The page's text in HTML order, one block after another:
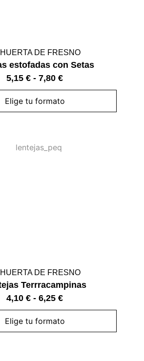
HUERTA DE FRESNO
estofadas con Setas
5,15 € - 7,80 €
Elige tu formato
HUERTA DE FRESNO
Terrracampinas
4,10 € - 6,25 €
Elige tu formato